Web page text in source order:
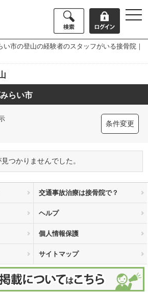
市の登山の経験者のスタッフがいる接骨院｜
らい市
条件変更
つかりませんでした。
交通事故治療は接骨院で？
ヘルプ
個人情報保護
サイトマップ